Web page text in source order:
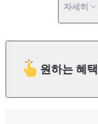
자세히
원하는 혜